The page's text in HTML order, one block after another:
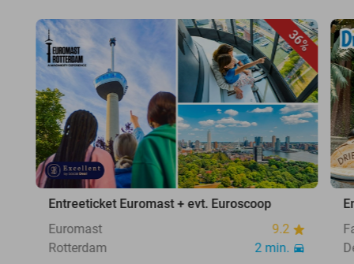
36%
Entreeticket Euromast + evt. Euroscoop
Euromast
9.2
Rotterdam
2 min.